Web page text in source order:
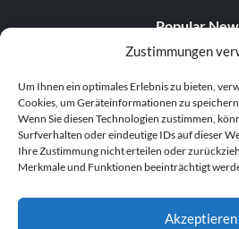
Zustimmungen
Um Ihnen ein optimales Erlebnis zu bieten,
Cookies, um Geräteinformationen zu
Wenn Sie diesen Technologien zustimmen,
Surfverhalten oder eindeutige IDs auf dieser
Ihre Zustimmung nicht erteilen oder
Merkmale und Funktionen beeinträchtigt
Akzeptieren
Popular
Popular
Popular Free
LATEST